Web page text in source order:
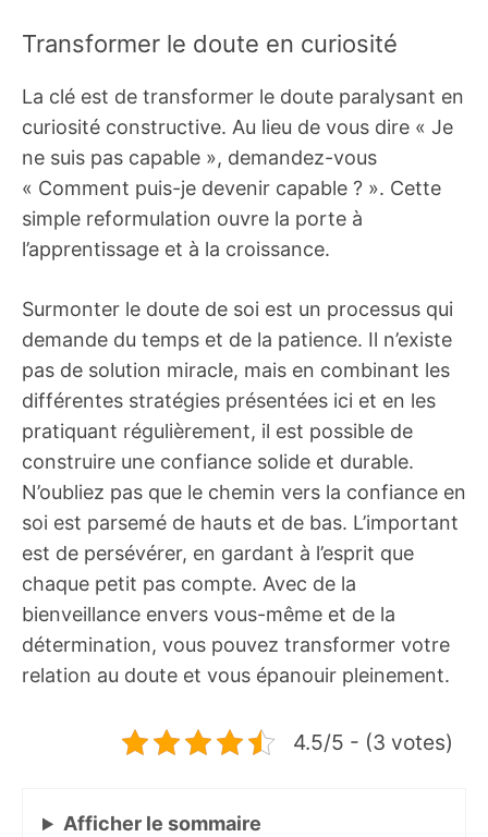
Transformer le doute en curiosité
La clé est de transformer le doute paralysant en
curiosité constructive. Au lieu de vous dire « Je
ne suis pas capable », demandez-vous
« Comment puis-je devenir capable ? ». Cette
simple reformulation ouvre la porte à
l’apprentissage et à la croissance.
Surmonter le doute de soi est un processus qui
demande du temps et de la patience. Il n’existe
pas de solution miracle, mais en combinant les
différentes stratégies présentées ici et en les
pratiquant régulièrement, il est possible de
construire une confiance solide et durable.
N’oubliez pas que le chemin vers la confiance en
soi est parsemé de hauts et de bas. L’important
est de persévérer, en gardant à l’esprit que
chaque petit pas compte. Avec de la
bienveillance envers vous-même et de la
détermination, vous pouvez transformer votre
relation au doute et vous épanouir pleinement.
4.5/5 - (3 votes)
Afficher le sommaire